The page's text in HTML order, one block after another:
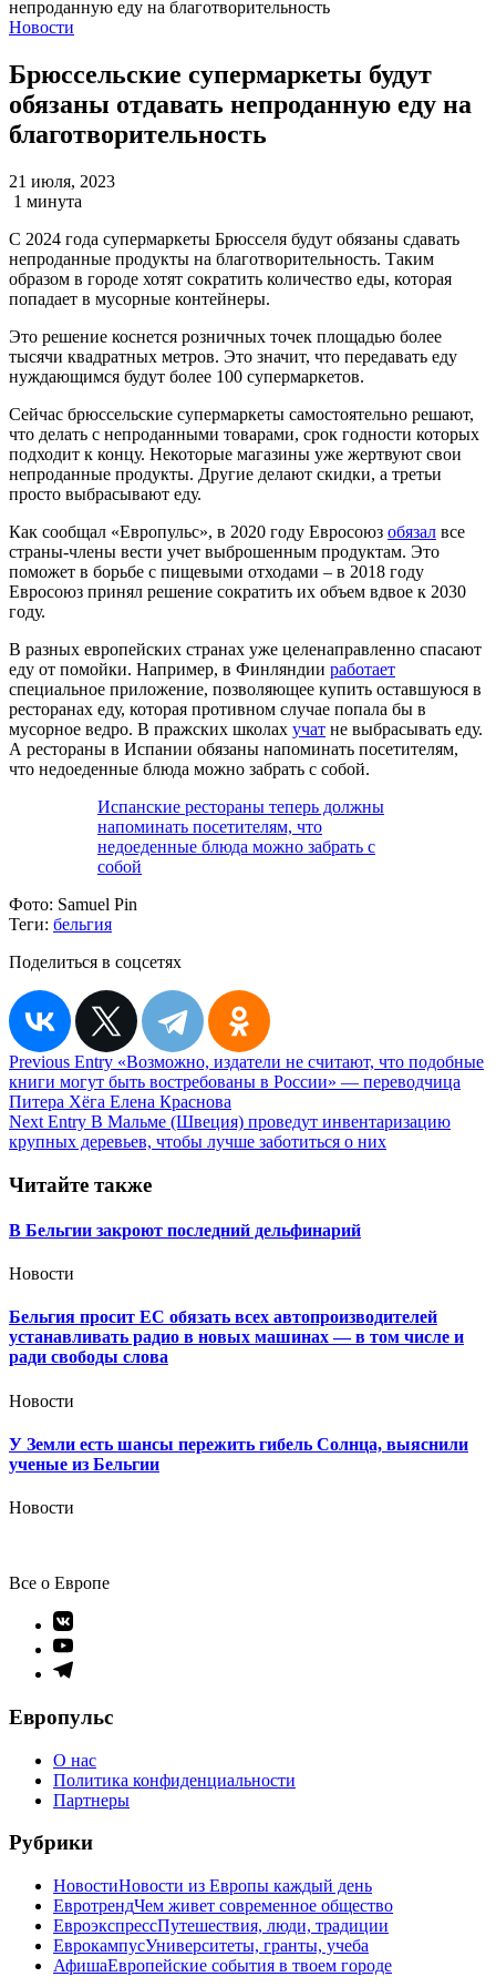
Новости
Брюссельские супермаркеты будут
обязаны отдавать непроданную еду на
благотворительность
21 июля, 2023
1 минута
С 2024 года супермаркеты Брюсселя будут обязаны сдавать
непроданные продукты на благотворительность. Таким
образом в городе хотят сократить количество еды, которая
попадает в мусорные контейнеры.
Это решение коснется розничных точек площадью более
тысячи квадратных метров. Это значит, что передавать еду
нуждающимся будут более 100 супермаркетов.
Сейчас брюссельские супермаркеты самостоятельно решают,
что делать с непроданными товарами, срок годности которых
подходит к концу. Некоторые магазины уже жертвуют свои
непроданные продукты. Другие делают скидки, а третьи
просто выбрасывают еду.
Как сообщал «Европульс», в 2020 году Евросоюз обязал все
страны-члены вести учет выброшенным продуктам. Это
поможет в борьбе с пищевыми отходами – в 2018 году
Евросоюз принял решение сократить их объем вдвое к 2030
году.
В разных европейских странах уже целенаправленно спасают
еду от помойки. Например, в Финляндии работает
специальное приложение, позволяющее купить оставшуюся в
ресторанах еду, которая противном случае попала бы в
мусорное ведро. В пражских школах учат не выбрасывать еду.
А рестораны в Испании обязаны напоминать посетителям,
что недоеденные блюда можно забрать с собой.
Испанские рестораны теперь должны
напоминать посетителям, что
недоеденные блюда можно забрать с
собой
Фото: Samuel Pin
Теги: бельгия
Поделиться в соцсетях
Навигация
по
записям
Previous Entry «Возможно, издатели не считают, что подобные
книги могут быть востребованы в России» — переводчица
Питера Хёга Елена Краснова
Next Entry В Мальме (Швеция) проведут инвентаризацию
крупных деревьев, чтобы лучше заботиться о них
Читайте также
В Бельгии закроют последний дельфинарий
Новости
Бельгия просит ЕС обязать всех автопроизводителей
устанавливать радио в новых машинах — в том числе и
ради свободы слова
Новости
У Земли есть шансы пережить гибель Солнца, выяснили
ученые из Бельгии
Новости
Все о Европе
Элемент
меню
Элемент
меню
Элемент
Европульс
О нас
Политика конфиденциальности
Партнеры
Рубрики
НовостиНовости из Европы каждый день
ЕвротрендЧем живет современное общество
ЕвроэкспрессПутешествия, люди, традиции
ЕврокампусУниверситеты, гранты, учеба
АфишаЕвропейские события в твоем городе